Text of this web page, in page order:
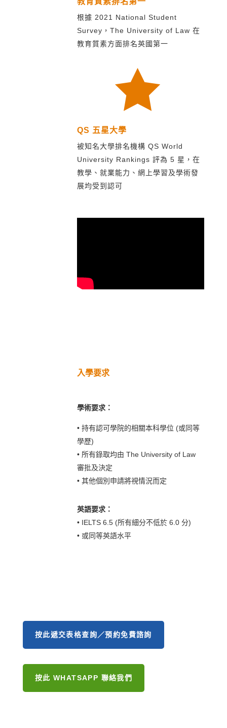
根據 2021 National Student
Survey，The University of Law 在
教育質素方面排名英國第一

QS 五星大學
被知名大學排名機構 QS World
University Rankings 評為 5 星，在
教學、就業能力、網上學習及學術發
展均受到認可
入學要求
學術要求：
• 持有認可學院的相關本科學位 (或同等
學歷)
• 所有錄取均由 The University of Law
審批及決定
• 其他個別申請將視情況而定
英語要求：
• IELTS 6.5 (所有細分不低於 6.0 分)
• 或同等英語水平
按此遞交表格查詢／預約免費諮詢
按此 WHATSAPP 聯絡我們